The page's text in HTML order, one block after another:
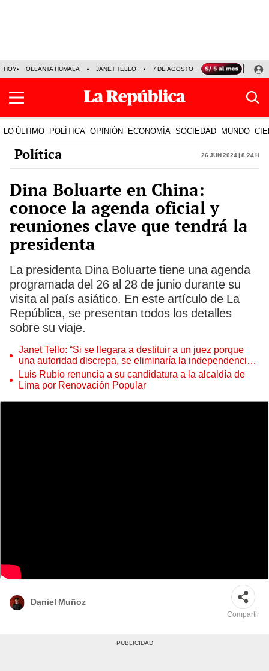
HOY OLLANTA HUMALA JANET TELLO 7 DE AGOSTO TINKA RESULTADOS
LO ÚLTIMO POLÍTICA OPINIÓN ECONOMÍA SOCIEDAD MUNDO
Política 26 Jun 2024 | 8:24 h
Dina Boluarte en China:
conoce la agenda oficial y
reuniones clave que tendrá la
presidenta
La presidenta Dina Boluarte tiene una agenda
programada del 26 al 28 de junio durante su
visita al país asiático. En este artículo de La
República, se presentan todos los detalles
sobre su viaje.
Janet Tello: “Si se llegara a destituir a un juez porque
una autoridad discrepa, se eliminaría la independencia
judicial”
Luis Rubio renuncia a su candidatura a la alcaldía de
Lima por Renovación Popular
Foto: composiciónLR/difusión
Daniel Muñoz
Compartir